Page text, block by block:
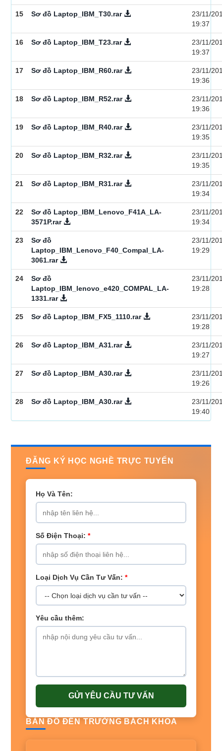
15 Sơ đồ Laptop_IBM_T30.rar
23/11/
19:37
16 Sơ đồ Laptop_IBM_T23.rar
23/11/
19:37
17 Sơ đồ Laptop_IBM_R60.rar
23/11/
19:36
18 Sơ đồ Laptop_IBM_R52.rar
23/11/
19:36
19 Sơ đồ Laptop_IBM_R40.rar
23/11/
19:35
20 Sơ đồ Laptop_IBM_R32.rar
23/11/
19:35
21 Sơ đồ Laptop_IBM_R31.rar
23/11/
19:34
22
Sơ đồ Laptop_IBM_Lenovo_F41A_LA-
3571P.rar
23/11/
19:34
23
Sơ đồ
Laptop_IBM_Lenovo_F40_Compal_LA-
3061.rar
23/11/
19:29
24
Sơ đồ
Laptop_IBM_lenovo_e420_COMPAL_LA-
1331.rar
23/11/
19:28
25 Sơ đồ Laptop_IBM_FX5_1110.rar
23/11/
19:28
26 Sơ đồ Laptop_IBM_A31.rar
23/11/
19:27
27 Sơ đồ Laptop_IBM_A30.rar
23/11/
19:26
28 Sơ đồ Laptop_IBM_A30.rar
23/11/
19:40
ĐĂNG KÝ HỌC NGHỀ TRỰC TUYẾN
Họ Và Tên:
Số Điện Thoại: *
Loại Dịch Vụ Cần Tư Vấn: *
Yêu cầu thêm:
GỬI YÊU CẦU TƯ VẤN
BẢN ĐỒ ĐẾN TRƯỜNG BÁCH KHOA